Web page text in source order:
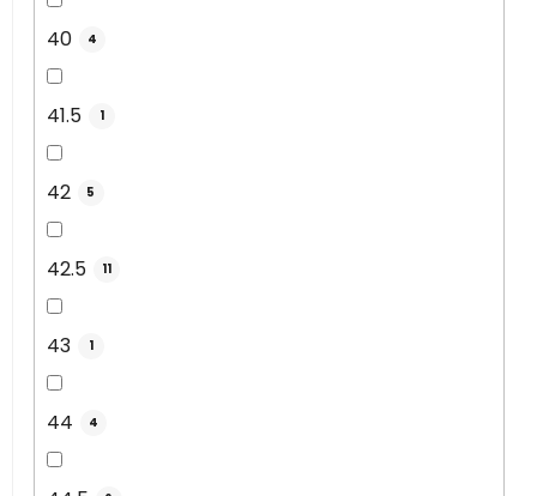
40 4
41.5 1
42 5
42.5 11
43 1
44 4